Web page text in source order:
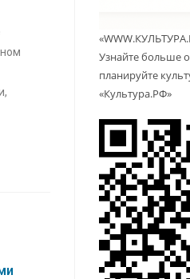
Узнайте больше
планируйте
«Культура.РФ»